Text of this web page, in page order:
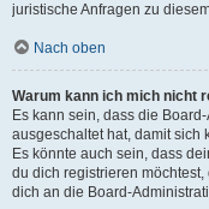
juristische Anfragen zu
Nach oben
Warum kann ich mich nicht
Es kann sein, dass die
ausgeschaltet hat, damit sich
Es könnte auch sein, dass
du dich registrieren
dich an die Board-